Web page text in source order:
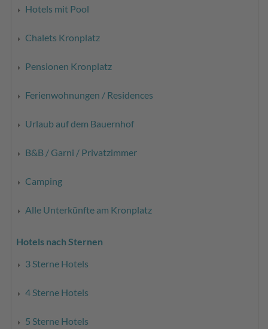
Hotels mit Pool
Chalets Kronplatz
Pensionen Kronplatz
Ferienwohnungen / Residences
Urlaub auf dem Bauernhof
B&B / Garni / Privatzimmer
Camping
Alle Unterkünfte am Kronplatz
Hotels nach Sternen
3 Sterne Hotels
4 Sterne Hotels
5 Sterne Hotels